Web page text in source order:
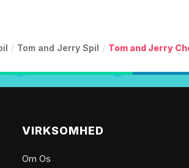
/ Tom and Jerry Spil / Tom and Jerry
VIRKSOMHED
Om Os